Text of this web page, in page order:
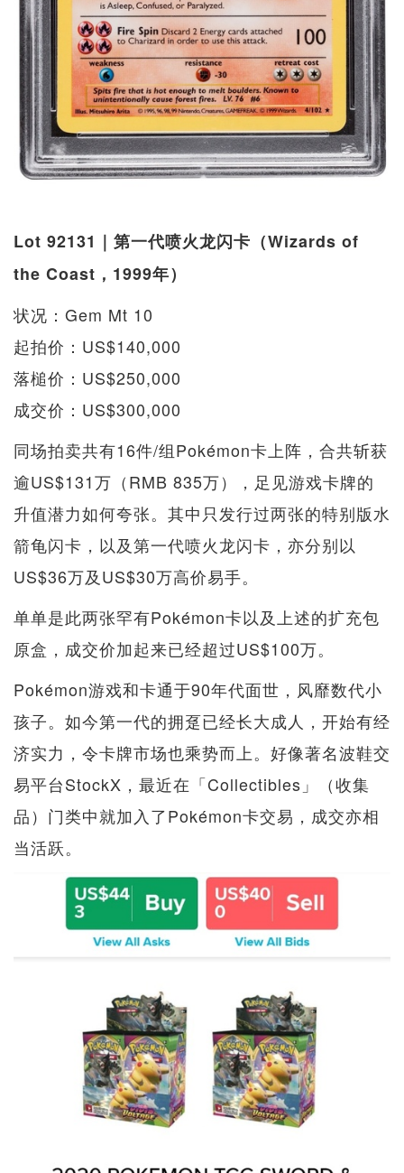
Lot 92131｜第一代喷火龙闪卡（Wizards of
the Coast，1999年）
状况：Gem Mt 10
起拍价：US$140,000
落槌价：US$250,000
成交价：US$300,000
同场拍卖共有16件/组Pokémon卡上阵，合共斩获
逾US$131万（RMB 835万），足见游戏卡牌的
升值潜力如何夸张。其中只发行过两张的特别版水
箭龟闪卡，以及第一代喷火龙闪卡，亦分别以
US$36万及US$30万高价易手。
单单是此两张罕有Pokémon卡以及上述的扩充包
原盒，成交价加起来已经超过US$100万。
Pokémon游戏和卡通于90年代面世，风靡数代小
孩子。如今第一代的拥趸已经长大成人，开始有经
济实力，令卡牌市场也乘势而上。好像著名波鞋交
易平台StockX，最近在「Collectibles」（收集
品）门类中就加入了Pokémon卡交易，成交亦相
当活跃。